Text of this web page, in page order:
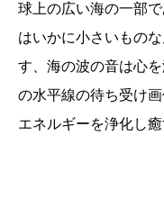
球上の広い海の一部
はいかに小さいもの
す、海の波の音は心
の水平線の待ち受け
エネルギーを浄化し